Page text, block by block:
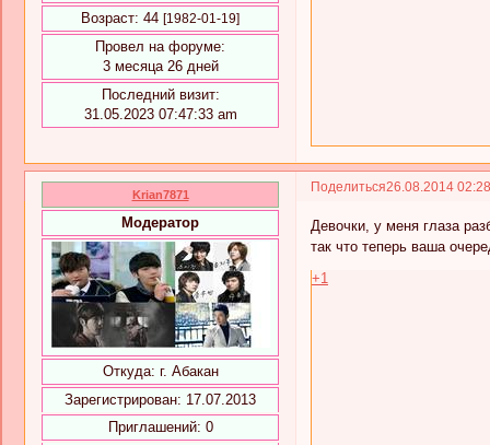
Возраст: 44 [1982-01-19]
Провел на форуме:
3 месяца 26 дней
Последний визит:
31.05.2023 07:47:33 am
Поделиться26.08.2014
Krian7871
Модератор
Откуда: г. Абакан
Зарегистрирован: 17.07.2013
Приглашений: 0
Девочки, у меня глаза
так что теперь ваша
+1